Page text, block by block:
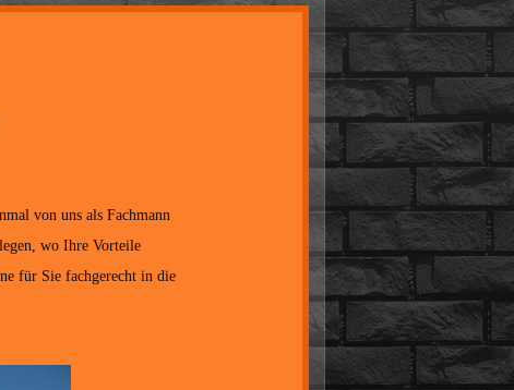
von uns als Fachmann
wo Ihre Vorteile
für Sie fachgerecht in die